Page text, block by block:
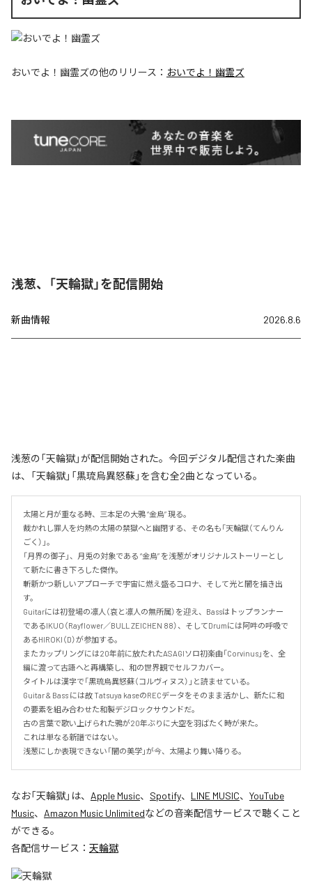
おいでよ！幽霊ズの他のリリース： おいでよ！幽霊ズ
浅葱、「天輪獄」を配信開始
新曲情報 2026.8.6
浅葱の「天輪獄」が配信開始された。今回デジタル配信された楽曲
は、「天輪獄」「黒琉烏異怒蘇」を含む全2曲となっている。
太陽と月が重なる時、三本足の大鴉 “金烏” 現る。
裁かれし罪人を灼熱の太陽の禁獄へと幽閉する、その名も「天輪獄（てんりん
ごく）」。
「月界の御子」、月兎の対象である “金烏” を浅葱がオリジナルストーリーとし
て新たに書き下ろした傑作。
斬新かつ新しいアプローチで宇宙に燃え盛るコロナ、そして光と闇を描き出
す。
Guitarには初登場の凛人（哀と凛人の無所属）を迎え、Bassはトップランナー
であるIKUO（Rayflower／BULL ZEICHEN 88）、そしてDrumには阿吽の呼吸で
あるHIROKI（D）が参加する。
またカップリングには20年前に放たれたASAGIソロ初楽曲「Corvinus」を、全
編に渡って古語へと再構築し、和の世界観でセルフカバー。
タイトルは漢字で「黒琉烏異怒蘇（コルヴィヌス）」と読ませている。
Guitar & Bass には故 Tatsuya kaseのRECデータをそのまま活かし、新たに和
の要素を組み合わせた和製デジロックサウンドだ。
古の言葉で歌い上げられた鴉が20年ぶりに大空を羽ばたく時が来た。
これは単なる新譜ではない。
浅葱にしか表現できない「闇の美学」が今、太陽より舞い降りる。
なお「天輪獄」は、 Apple Music、 Spotify、 LINE MUSIC、 YouTube
Music、 Amazon Music Unlimitedなどの音楽配信サービスで聴くこと
ができる。
各配信サービス： 天輪獄